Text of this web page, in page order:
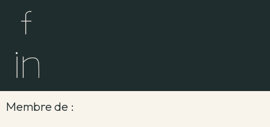
Membre de :